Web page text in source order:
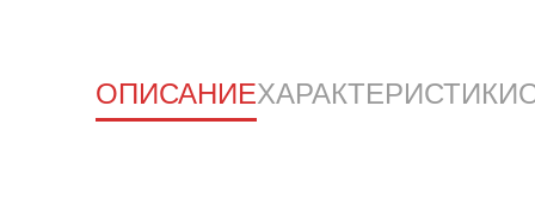
ОПИСАНИЕХАРАКТЕРИСТИКИ